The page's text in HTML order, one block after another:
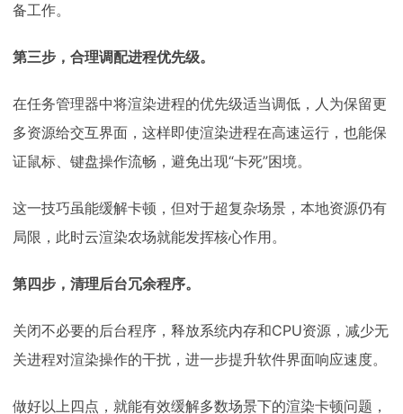
备工作。
第三步，合理调配进程优先级。
在任务管理器中将渲染进程的优先级适当调低，人为保留更
多资源给交互界面，这样即使渲染进程在高速运行，也能保
证鼠标、键盘操作流畅，避免出现“卡死”困境。
这一技巧虽能缓解卡顿，但对于超复杂场景，本地资源仍有
局限，此时云渲染农场就能发挥核心作用。
第四步，清理后台冗余程序。
关闭不必要的后台程序，释放系统内存和CPU资源，减少无
关进程对渲染操作的干扰，进一步提升软件界面响应速度。
做好以上四点，就能有效缓解多数场景下的渲染卡顿问题，